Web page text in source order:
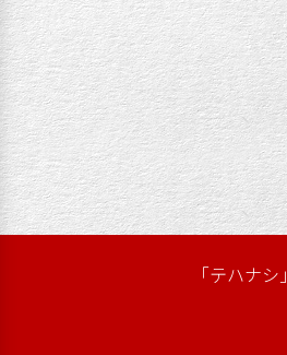
「テハナシ」